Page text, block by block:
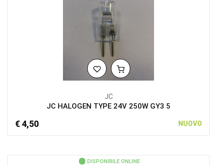
JC
JC HALOGEN TYPE 24V 250W GY3 5
€ 4,50 NUOVO
DISPONIBILE ONLINE